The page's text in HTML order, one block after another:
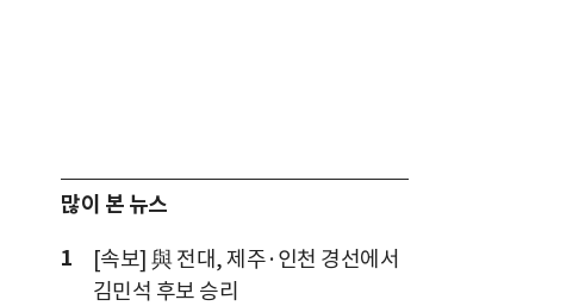
많이 본 뉴스
1
[속보] 與 전대, 제주·인천 경선에서
김민석 후보 승리